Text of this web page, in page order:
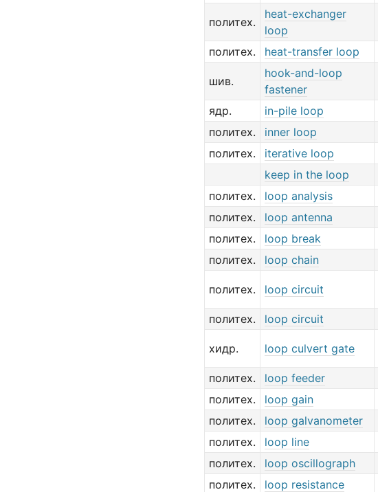
политех.
heat-exchanger
loop
политех. heat-transfer loop
шив.
hook-and-loop
fastener
ядр. in-pile loop
политех.
inner loop
политех.
iterative loop
keep in the loop
политех.
loop analysis
политех.
loop antenna
политех.
loop break
политех.
loop chain
политех. loop circuit
политех.
loop circuit
хидр. loop culvert gate
политех.
loop feeder
политех.
loop gain
политех.
loop galvanometer
политех.
loop line
политех.
loop oscillograph
политех.
loop resistance